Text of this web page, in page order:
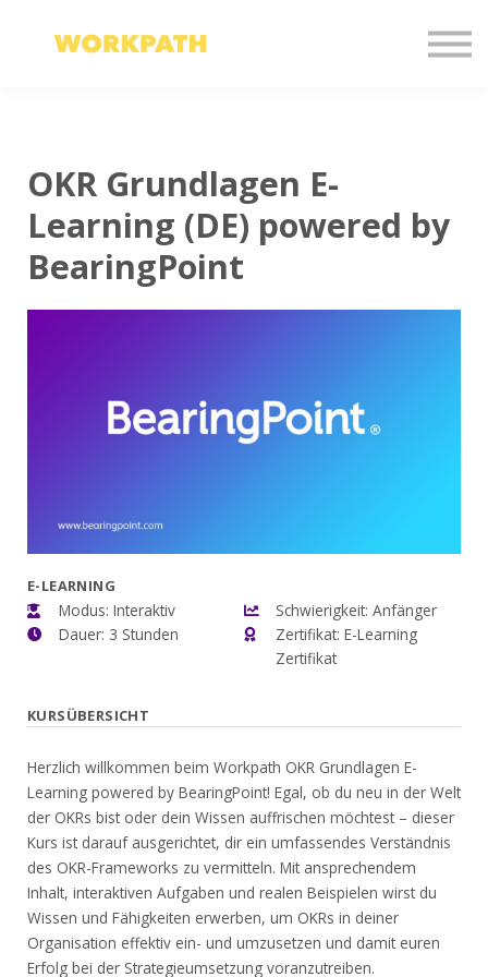
Sign in
OKR Grundlagen E-
Learning (DE) powered by
BearingPoint
E-LEARNING
Modus: Interaktiv
Schwierigkeit: Anfänger
Dauer: 3 Stunden
Zertifikat: E-Learning
Zertifikat
KURSÜBERSICHT
Herzlich willkommen beim Workpath OKR Grundlagen E-
Learning powered by BearingPoint! Egal, ob du neu in der Welt
der OKRs bist oder dein Wissen auffrischen möchtest – dieser
Kurs ist darauf ausgerichtet, dir ein umfassendes Verständnis
des OKR-Frameworks zu vermitteln. Mit ansprechendem
Inhalt, interaktiven Aufgaben und realen Beispielen wirst du
Wissen und Fähigkeiten erwerben, um OKRs in deiner
Organisation effektiv ein- und umzusetzen und damit euren
Erfolg bei der Strategieumsetzung voranzutreiben.